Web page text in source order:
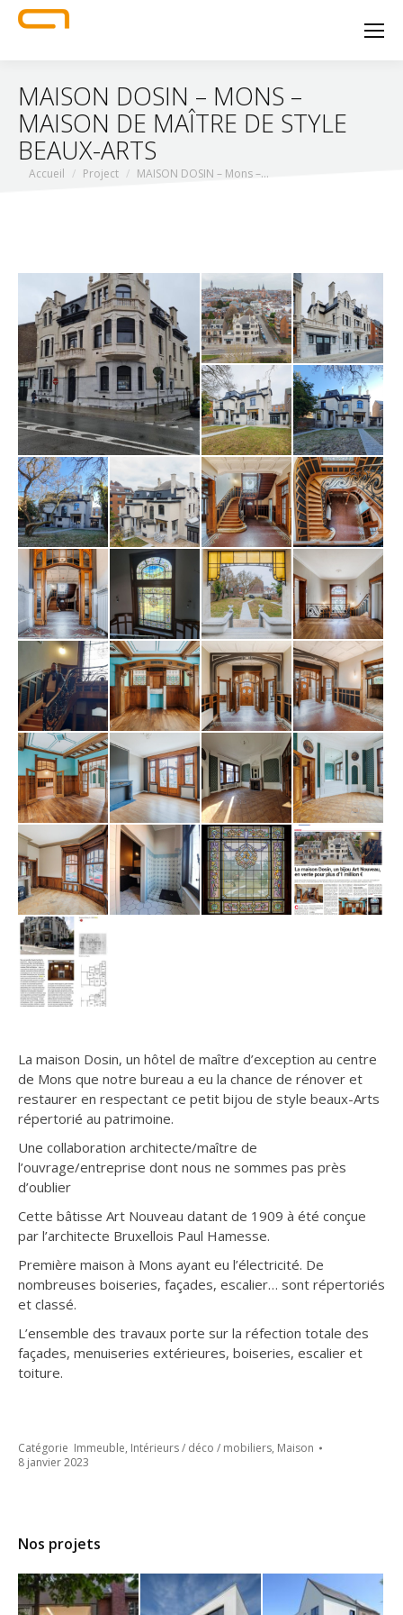
MAISON DOSIN – MONS –
MAISON DE MAÎTRE DE STYLE
BEAUX-ARTS
Vous êtes ici :
Accueil Project MAISON DOSIN – Mons –…
La maison Dosin, un hôtel de maître d’exception au centre
de Mons que notre bureau a eu la chance de rénover et
restaurer en respectant ce petit bijou de style beaux-Arts
répertorié au patrimoine.
Une collaboration architecte/maître de
l’ouvrage/entreprise dont nous ne sommes pas près
d’oublier
Cette bâtisse Art Nouveau datant de 1909 à été conçue
par l’architecte Bruxellois Paul Hamesse.
Première maison à Mons ayant eu l’électricité. De
nombreuses boiseries, façades, escalier… sont répertoriés
et classé.
L’ensemble des travaux porte sur la réfection totale des
façades, menuiseries extérieures, boiseries, escalier et
toiture.
Catégorie Immeuble, Intérieurs / déco / mobiliers, Maison
8 janvier 2023
Nos projets